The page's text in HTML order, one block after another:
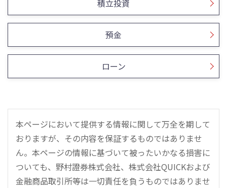
積立投資
預金
ローン
本ページにおいて提供する情報に関して万全を期して
おりますが、その内容を保証するものではありませ
ん。本ページの情報に基づいて被ったいかなる損害に
ついても、野村證券株式会社、株式会社QUICKおよび
金融商品取引所等は一切責任を負うものではありませ